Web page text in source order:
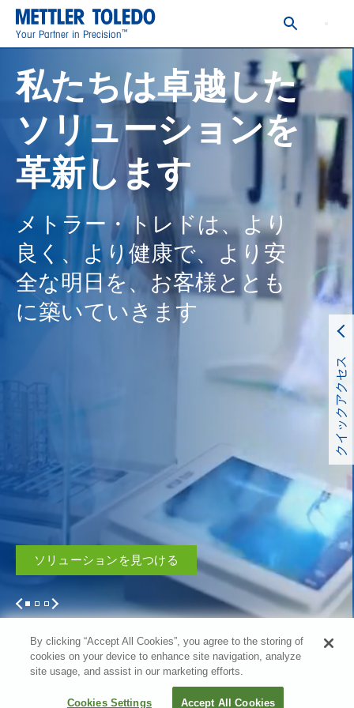
Your Partner in Precision™
クイックアクセス
私たちは卓越した
ソリューションを
革新します
メトラー・トレドは、より
良く、より健康で、より安
全な明日を、お客様ととも
に築いていきます
ソリューションを見つける
123
By clicking “Accept All Cookies”, you agree to the storing of
cookies on your device to enhance site navigation, analyze
site usage, and assist in our marketing efforts.
Cookies Settings Accept All Cookies